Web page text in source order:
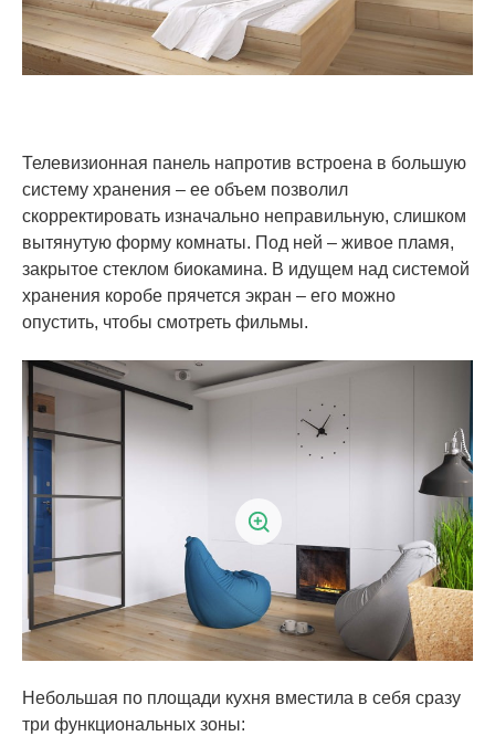
Телевизионная панель напротив встроена в большую
систему хранения – ее объем позволил
скорректировать изначально неправильную, слишком
вытянутую форму комнаты. Под ней – живое пламя,
закрытое стеклом биокамина. В идущем над системой
хранения коробе прячется экран – его можно
опустить, чтобы смотреть фильмы.
Небольшая по площади кухня вместила в себя сразу
три функциональных зоны: